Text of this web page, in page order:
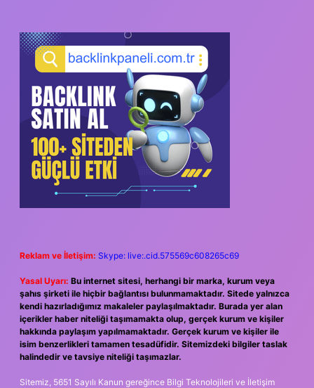
Reklam ve İletişim: Skype: live:.cid.575569c608265c69
Yasal Uyarı: Bu internet sitesi, herhangi bir marka, kurum veya
şahıs şirketi ile hiçbir bağlantısı bulunmamaktadır. Sitede yalnızca
kendi hazırladığımız makaleler paylaşılmaktadır. Burada yer alan
içerikler haber niteliği taşımamakta olup, gerçek kurum ve kişiler
hakkında paylaşım yapılmamaktadır. Gerçek kurum ve kişiler ile
isim benzerlikleri tamamen tesadüfidir. Sitemizdeki bilgiler taslak
halindedir ve tavsiye niteliği taşımazlar.
Sitemiz, 5651 Sayılı Kanun gereğince Bilgi Teknolojileri ve İletişim